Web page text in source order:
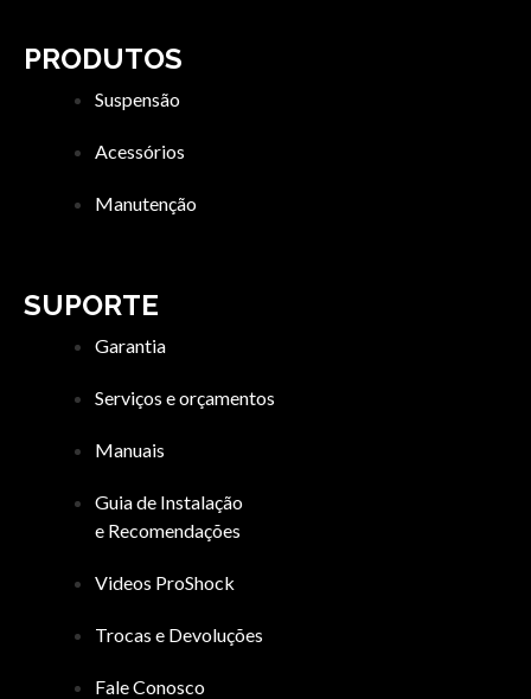
PRODUTOS
Suspensão
Acessórios
Manutenção
SUPORTE
Garantia
Serviços e orçamentos
Manuais
Guia de Instalação
e Recomendações
Videos ProShock
Trocas e Devoluções
Fale Conosco